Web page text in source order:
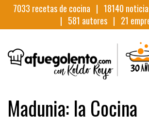
7033 recetas de cocina | 18140
| 581 autores | 21
Madunia: la Cocina